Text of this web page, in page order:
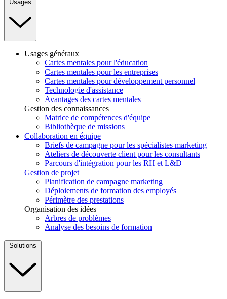
Usages
Usages généraux
Cartes mentales pour l'éducation
Cartes mentales pour les entreprises
Cartes mentales pour développement personnel
Technologie d'assistance
Avantages des cartes mentales
Gestion des connaissances
Matrice de compétences d'équipe
Bibliothèque de missions
Collaboration en équipe
Briefs de campagne pour les spécialistes marketing
Ateliers de découverte client pour les consultants
Parcours d'intégration pour les RH et L&D
Gestion de projet
Planification de campagne marketing
Déploiements de formation des employés
Périmètre des prestations
Organisation des idées
Arbres de problèmes
Analyse des besoins de formation
Solutions